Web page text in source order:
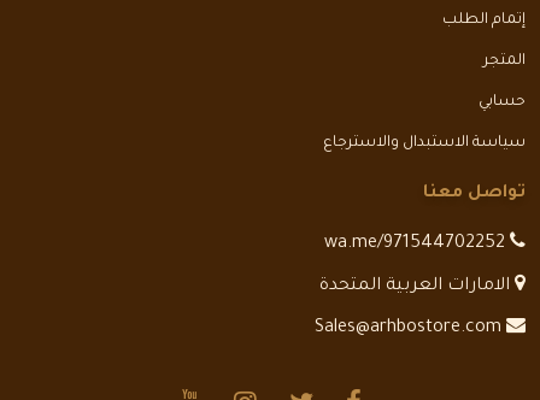
إتمام الطلب
المتجر
حسابي
سياسة الاستبدال والاسترجاع
تواصل معنا
الامارات العربية المتحدة